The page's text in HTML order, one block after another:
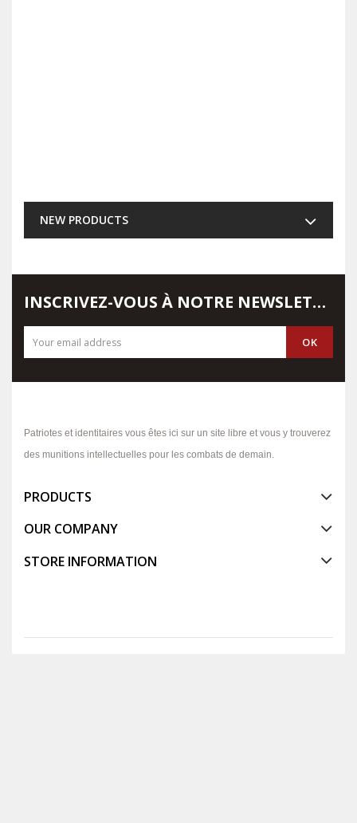
NEW PRODUCTS
INSCRIVEZ-VOUS À NOTRE NEWSLETTER
Patriotes et identitaires vous êtes ici sur un site libre et vous y trouverez
des munitions intellectuelles pour les combats de demain.
PRODUCTS
OUR COMPANY
STORE INFORMATION